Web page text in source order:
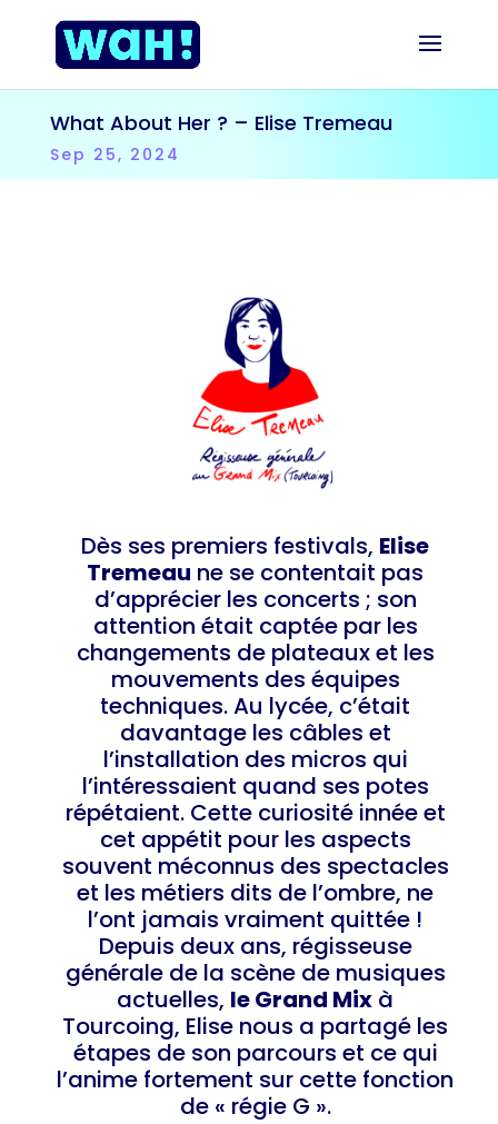
What About Her ? – Elise Tremeau
Sep 25, 2024
Dès ses premiers festivals, Elise
Tremeau ne se contentait pas
d’apprécier les concerts ; son
attention était captée par les
changements de plateaux et les
mouvements des équipes
techniques. Au lycée, c’était
davantage les câbles et
l’installation des micros qui
l’intéressaient quand ses potes
répétaient. Cette curiosité innée et
cet appétit pour les aspects
souvent méconnus des spectacles
et les métiers dits de l’ombre, ne
l’ont jamais vraiment quittée !
Depuis deux ans, régisseuse
générale de la scène de musiques
actuelles, le Grand Mix à
Tourcoing, Elise nous a partagé les
étapes de son parcours et ce qui
l’anime fortement sur cette fonction
de « régie G ».